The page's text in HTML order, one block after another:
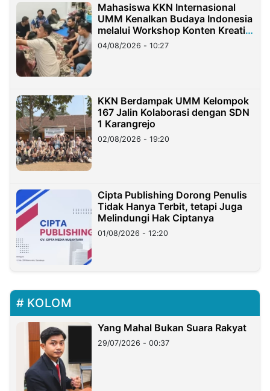
Mahasiswa KKN Internasional
UMM Kenalkan Budaya Indonesia
melalui Workshop Konten Kreatif
di Taiwan
04/08/2026 - 10:27
KKN Berdampak UMM Kelompok
167 Jalin Kolaborasi dengan SDN
1 Karangrejo
02/08/2026 - 19:20
Cipta Publishing Dorong Penulis
Tidak Hanya Terbit, tetapi Juga
Melindungi Hak Ciptanya
01/08/2026 - 12:20
KOLOM
Yang Mahal Bukan Suara Rakyat
29/07/2026 - 00:37